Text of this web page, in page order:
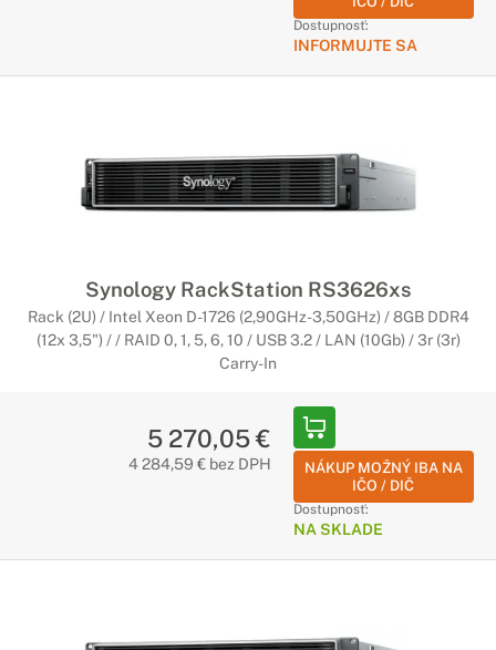
Dostupnosť:
INFORMUJTE SA
Synology RackStation RS3626xs
Rack (2U) / Intel Xeon D-1726 (2,90GHz-3,50GHz) / 8GB DDR4
(12x 3,5") / / RAID 0, 1, 5, 6, 10 / USB 3.2 / LAN (10Gb) / 3r (3r)
Carry-In
5 270,05 €
4 284,59 € bez DPH
NÁKUP MOŽNÝ IBA NA
IČO / DIČ
Dostupnosť:
NA SKLADE